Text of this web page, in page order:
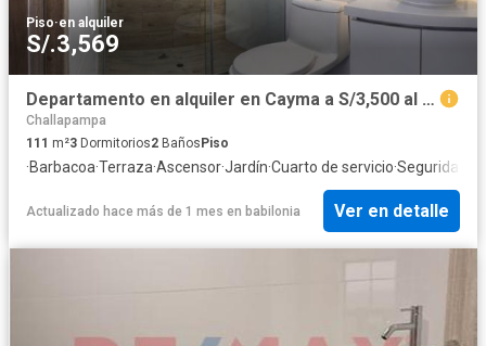
Piso·en alquiler
S/.3,569
Departamento en alquiler en Cayma a S/3,500 al mes
Challapampa
111 m²3 Dormitorios2 BañosPiso
·Barbacoa·Terraza·Ascensor·Jardín·Cuarto de servicio·Seguridad
Actualizado hace más de 1 mes en babilonia Ver en detalle